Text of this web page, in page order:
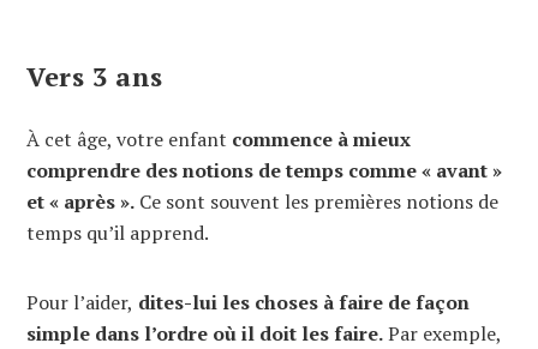
Vers 3 ans
À cet âge, votre enfant commence à mieux
comprendre des notions de temps comme « avant »
et « après ». Ce sont souvent les premières notions de
temps qu’il apprend.
Pour l’aider, dites-lui les choses à faire de façon
simple dans l’ordre où il doit les faire.Par exemple,